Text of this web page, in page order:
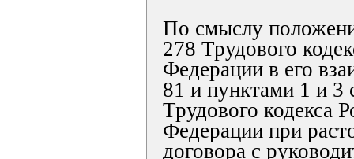
По смыслу
278 Трудового
Федерации в его
81 и пунктами 1 и 3
Трудового кодекса
Федерации при
договора с